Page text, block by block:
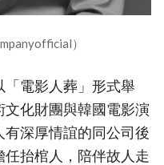
）
電影人葬」形式舉
化財團與韓國電影演
有深厚情誼的同公司後
抬棺人，陪伴故人走